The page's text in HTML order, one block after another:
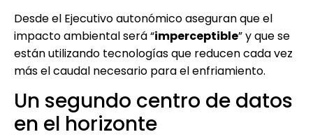
Desde el Ejecutivo autonómico aseguran que el
impacto ambiental será “imperceptible” y que se
están utilizando tecnologías que reducen cada vez
más el caudal necesario para el enfriamiento.
Un segundo centro de datos
en el horizonte